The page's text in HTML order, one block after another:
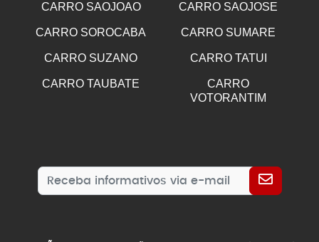
CARRO SAOJOAO CARRO SAOJOSE
CARRO SOROCABA CARRO SUMARE
CARRO SUZANO CARRO TATUI
CARRO TAUBATE
CARRO
VOTORANTIM